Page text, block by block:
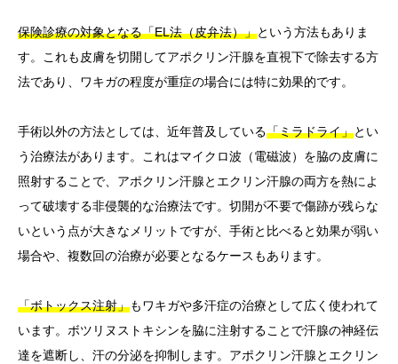
保険診療の対象となる「EL法（皮弁法）」という方法もありま
す。これも皮膚を切開してアポクリン汗腺を直視下で除去する方
法であり、ワキガの程度が重症の場合には特に効果的です。
手術以外の方法としては、近年普及している「ミラドライ」とい
う治療法があります。これはマイクロ波（電磁波）を脇の皮膚に
照射することで、アポクリン汗腺とエクリン汗腺の両方を熱によ
って破壊する非侵襲的な治療法です。切開が不要で傷跡が残らな
いという点が大きなメリットですが、手術と比べると効果が弱い
場合や、複数回の治療が必要となるケースもあります。
「ボトックス注射」もワキガや多汗症の治療として広く使われて
います。ボツリヌストキシンを脇に注射することで汗腺の神経伝
達を遮断し、汗の分泌を抑制します。アポクリン汗腺とエクリン